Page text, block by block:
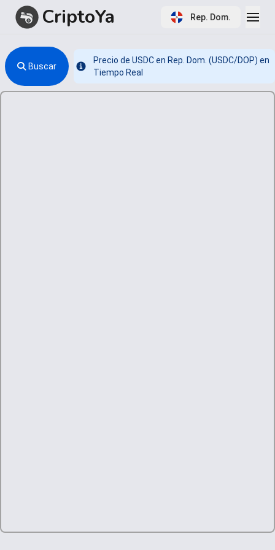
CriptoYa Rep. Dom.
Buscar
Info
Precio de USDC en Rep. Dom. (USDC/DOP) en
Tiempo Real